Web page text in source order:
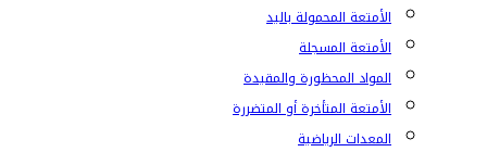
الأمتعة المحمولة باليد
الأمتعة المسجلة
المواد المحظورة والمقيدة
الأمتعة المتأخرة أو المتضررة
المعدات الرياضية